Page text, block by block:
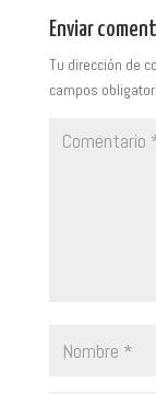
Enviar
Tu dirección de
campos